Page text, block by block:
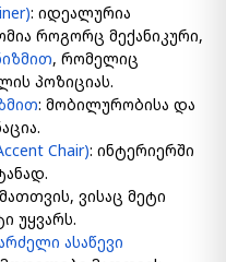
: იდეალურია
როგორც მექანიკური,
, რომელიც
პოზიციას.
: მობილურობისა და
Chair): ინტერიერში
ვისაც მეტი
უყვარს.
ასაწევი